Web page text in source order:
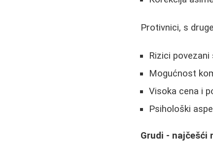
Protivnici, s
Rizici
Mogućnost
Visoka cena i
Psihološki
Grudi - najčešći